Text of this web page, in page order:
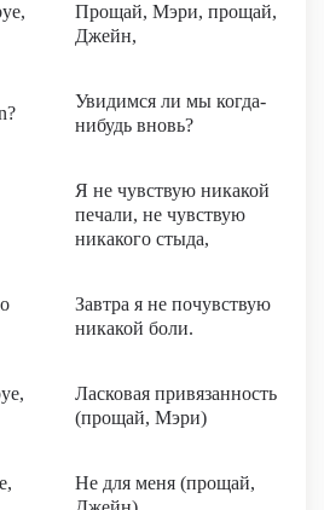
Прощай, Мэри, прощай,
Джейн,
Увидимся ли мы когда-
нибудь вновь?
Я не чувствую никакой
печали, не чувствую
никакого стыда,
Завтра я не почувствую
никакой боли.
Ласковая привязанность
(прощай, Мэри)
Не для меня (прощай,